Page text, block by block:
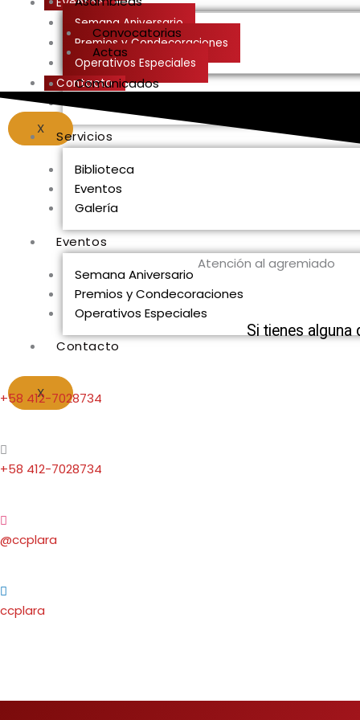
Semana Aniversario
Premios y Condecoraciones
Operativos Especiales
Contacto
X
Convocatorias
Actas
Comunicados
Secretaría de Finanzas
Servicios
Biblioteca
Eventos
Galería
Eventos
Semana Aniversario
Premios y Condecoraciones
Operativos Especiales
Contacto
X
Atención al agremiado​
Si tienes
+58 412-7028734
+58 412-7028734
@ccplara
ccplara